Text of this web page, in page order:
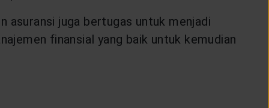
asuransi juga bertugas untuk menjadi
finansial yang baik untuk kemudian